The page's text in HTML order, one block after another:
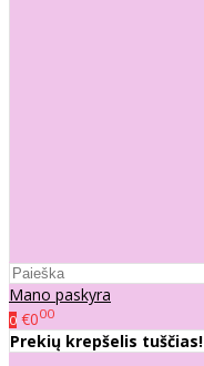
Mano paskyra
0 €000
Prekių krepšelis tuščias!